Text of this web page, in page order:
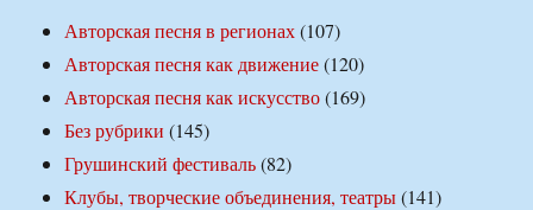
Авторская песня в регионах(107)
Авторская песня как движение(120)
Авторская песня как искусство(169)
Без рубрики (145)
Грушинский фестиваль(82)
Клубы, творческие объединения, театры(141)